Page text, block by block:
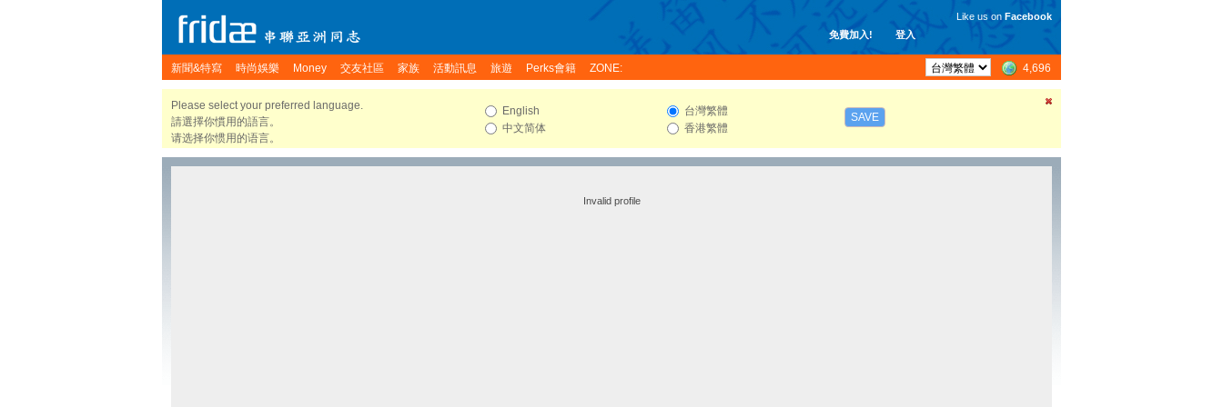
免費加入! 登入
Like us on Facebook
新聞&特寫 時尚娛樂 Money 交友社區 家族 活動訊息 旅遊 Perks會籍 ZONE: 4,696
Please select your preferred language.
請選擇你慣用的語言。
请选择你惯用的语言。
English
中文简体
台灣繁體
香港繁體
SAVE
Invalid profile